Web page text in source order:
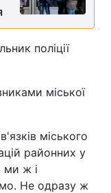
поліції
міської
міського
районних у
ми ж і
Не одразу ж